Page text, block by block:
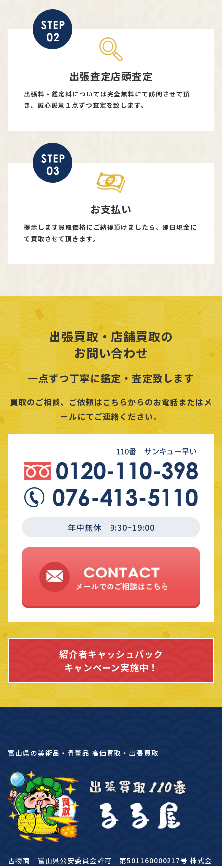
出張査定店頭査定
出張料・鑑定料については完全無料にて訪問させて頂
き、誠心誠意１点ずつ査定を致します。
お支払い
提示します買取価格にご納得頂けましたら、即日現金に
て買取させて頂きます。
出張買取・店舗買取の
お問い合わせ
一点ずつ丁寧に鑑定・査定致します
買取のご相談、ご依頼はこちらからのお電話またはメ
ールにてご連絡ください。
年中無休 9:30~19:00
紹介者キャッシュバック
キャンペーン実施中！
富山県の美術品・骨董品 高価買取・出張買取
古物商 富山県公安委員会許可 第501160000217号 株式会